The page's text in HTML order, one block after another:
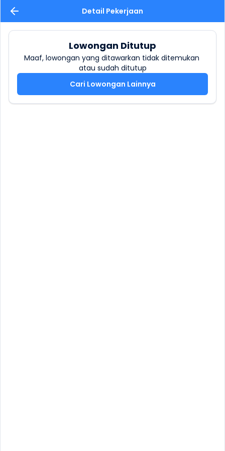
Detail Pekerjaan
Lowongan Ditutup
Maaf, lowongan yang ditawarkan tidak ditemukan
atau sudah ditutup
Cari Lowongan Lainnya